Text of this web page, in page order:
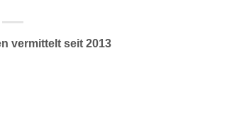
vermittelt seit 2013